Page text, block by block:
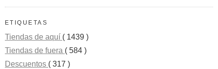
ETIQUETAS
Tiendas de aquí ( 1439 )
Tiendas de fuera ( 584 )
Descuentos ( 317 )